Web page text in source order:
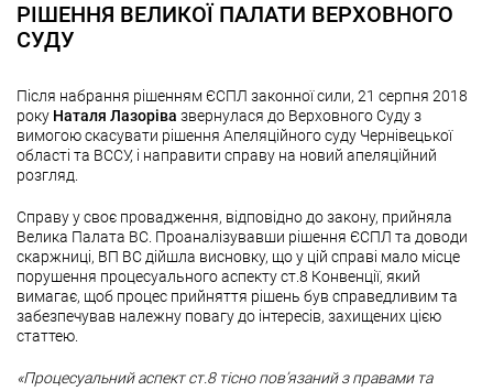
РІШЕННЯ ВЕЛИКОЇ ПАЛАТИ ВЕРХОВНОГО
СУДУ
Після набрання рішенням ЄСПЛ законної сили, 21 серпня 2018
року Наталя Лазоріва звернулася до Верховного Суду з
вимогою скасувати рішення Апеляційного суду Чернівецької
області та ВССУ, і направити справу на новий апеляційний
розгляд.
Справу у своє провадження, відповідно до закону, прийняла
Велика Палата ВС. Проаналізувавши рішення ЄСПЛ та доводи
скаржниці, ВП ВС дійшла висновку, що у цій справі мало місце
порушення процесуального аспекту ст.8 Конвенції, який
вимагає, щоб процес прийняття рішень був справедливим та
забезпечував належну повагу до інтересів, захищених цією
статтею.
«Процесуальний аспект ст.8 тісно пов’язаний з правами та